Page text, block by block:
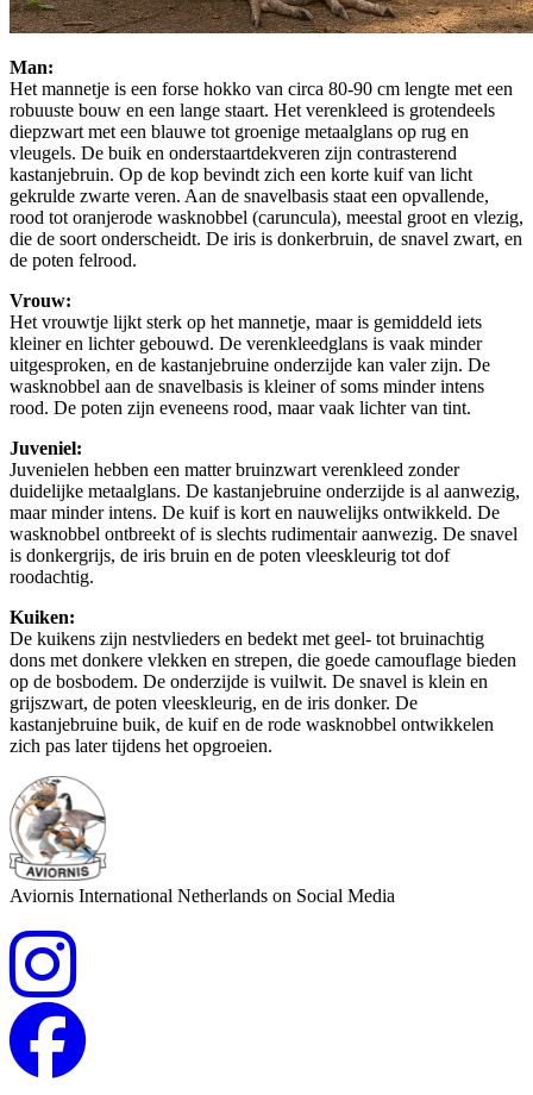
Man:
Het mannetje is een forse hokko van circa 80-90 cm lengte met een
robuuste bouw en een lange staart. Het verenkleed is grotendeels
diepzwart met een blauwe tot groenige metaalglans op rug en
vleugels. De buik en onderstaartdekveren zijn contrasterend
kastanjebruin. Op de kop bevindt zich een korte kuif van licht
gekrulde zwarte veren. Aan de snavelbasis staat een opvallende,
rood tot oranjerode wasknobbel (caruncula), meestal groot en vlezig,
die de soort onderscheidt. De iris is donkerbruin, de snavel zwart, en
de poten felrood.
Vrouw:
Het vrouwtje lijkt sterk op het mannetje, maar is gemiddeld iets
kleiner en lichter gebouwd. De verenkleedglans is vaak minder
uitgesproken, en de kastanjebruine onderzijde kan valer zijn. De
wasknobbel aan de snavelbasis is kleiner of soms minder intens
rood. De poten zijn eveneens rood, maar vaak lichter van tint.
Juveniel:
Juvenielen hebben een matter bruinzwart verenkleed zonder
duidelijke metaalglans. De kastanjebruine onderzijde is al aanwezig,
maar minder intens. De kuif is kort en nauwelijks ontwikkeld. De
wasknobbel ontbreekt of is slechts rudimentair aanwezig. De snavel
is donkergrijs, de iris bruin en de poten vleeskleurig tot dof
roodachtig.
Kuiken:
De kuikens zijn nestvlieders en bedekt met geel- tot bruinachtig
dons met donkere vlekken en strepen, die goede camouflage bieden
op de bosbodem. De onderzijde is vuilwit. De snavel is klein en
grijszwart, de poten vleeskleurig, en de iris donker. De
kastanjebruine buik, de kuif en de rode wasknobbel ontwikkelen
zich pas later tijdens het opgroeien.
Aviornis International Netherlands on Social Media